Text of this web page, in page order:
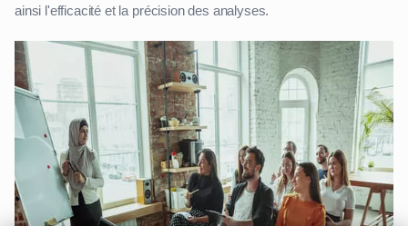
ainsi l'efficacité et la précision des analyses.